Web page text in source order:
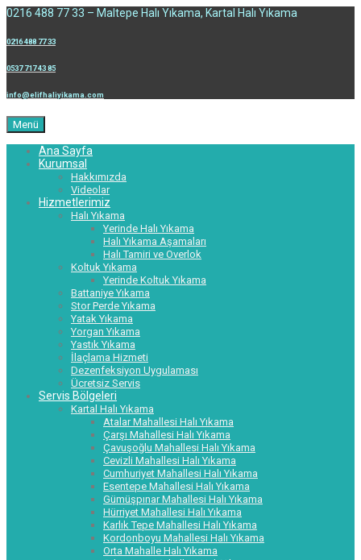
0216 488 77 33 – Maltepe Halı Yıkama, Kartal Halı Yıkama
0216 488 77 33
0537 717 43 85
info@elifhaliyikama.com
Menü
Ana Sayfa
Kurumsal
Hakkımızda
Videolar
Hizmetlerimiz
Halı Yıkama
Yerinde Halı Yıkama
Halı Yıkama Aşamaları
Halı Tamiri ve Overlok
Koltuk Yıkama
Yerinde Koltuk Yıkama
Battaniye Yıkama
Stor Perde Yıkama
Yatak Yıkama
Yorgan Yıkama
Yastık Yıkama
İlaçlama Hizmeti
Dezenfeksiyon Uygulaması
Ücretsiz Servis
Servis Bölgeleri
Kartal Halı Yıkama
Atalar Mahallesi Halı Yıkama
Çarşı Mahallesi Halı Yıkama
Çavuşoğlu Mahallesi Halı Yıkama
Cevizli Mahallesi Halı Yıkama
Cumhuriyet Mahallesi Halı Yıkama
Esentepe Mahallesi Halı Yıkama
Gümüşpınar Mahallesi Halı Yıkama
Hürriyet Mahallesi Halı Yıkama
Karlık Tepe Mahallesi Halı Yıkama
Kordonboyu Mahallesi Halı Yıkama
Orta Mahalle Halı Yıkama